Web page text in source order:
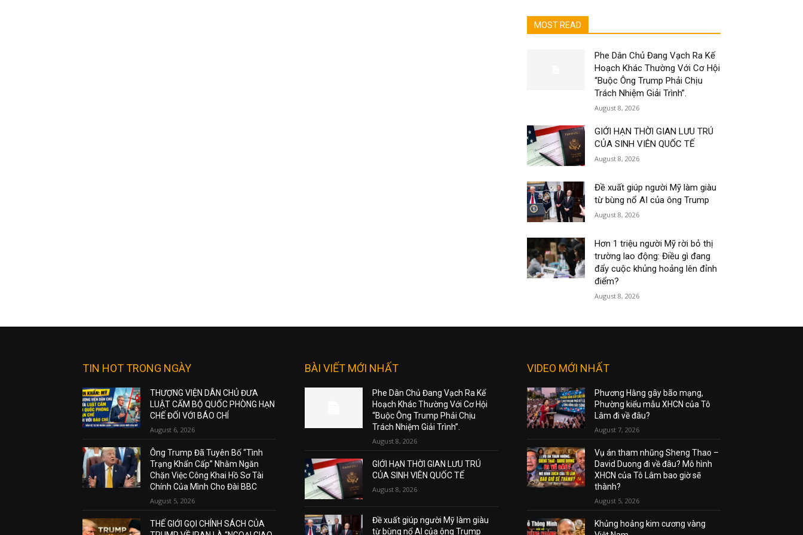
MOST READ
Phe Dân Chủ Đang Vạch Ra Kế
Hoạch Khác Thường Với Cơ Hội
“Buộc Ông Trump Phải Chịu
Trách Nhiệm Giải Trình”.
August 8, 2026
GIỚI HẠN THỜI GIAN LƯU TRÚ
CỦA SINH VIÊN QUỐC TẾ
August 8, 2026
Đề xuất giúp người Mỹ làm giàu
từ bùng nổ AI của ông Trump
August 8, 2026
Hơn 1 triệu người Mỹ rời bỏ thị
trường lao động: Điều gì đang
đẩy cuộc khủng hoảng lên đỉnh
điểm?
August 8, 2026
TIN HOT TRONG NGÀY
THƯỢNG VIỆN DÂN CHỦ ĐƯA
LUẬT CẤM BỘ QUỐC PHÒNG HẠN
CHẾ ĐỐI VỚI BÁO CHÍ
August 6, 2026
Ông Trump Đã Tuyên Bố “Tình
Trạng Khẩn Cấp” Nhằm Ngăn
Chặn Việc Công Khai Hồ Sơ Tài
Chính Của Mình Cho Đài BBC
August 5, 2026
THẾ GIỚI GỌI CHÍNH SÁCH CỦA
BÀI VIẾT MỚI NHẤT
Phe Dân Chủ Đang Vạch Ra Kế
Hoạch Khác Thường Với Cơ Hội
“Buộc Ông Trump Phải Chịu
Trách Nhiệm Giải Trình”.
August 8, 2026
GIỚI HẠN THỜI GIAN LƯU TRÚ
CỦA SINH VIÊN QUỐC TẾ
August 8, 2026
Đề xuất giúp người Mỹ làm giàu
từ bùng nổ AI của ông Trump
VIDEO MỚI NHẤT
Phương Hằng gây bão mạng,
Phường kiểu mẫu XHCN của Tô
Lâm đi về đâu?
August 7, 2026
Vụ án tham nhũng Sheng Thao –
David Duong đi về đâu? Mô hình
XHCN của Tô Lâm bao giờ sẽ
thành?
August 5, 2026
Khủng hoảng kim cương vàng